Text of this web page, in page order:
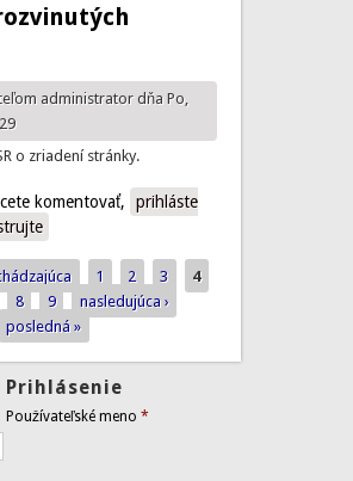
administratordňa Po,
o zriadení stránky.
Úradu vlády SR v súvislosti s podporou
rozvinutých regiónov
komentovať,
prihláste
1 2 3
4
8 9
nasledujúca ›
posledná »
Prihlásenie
Používateľské meno*